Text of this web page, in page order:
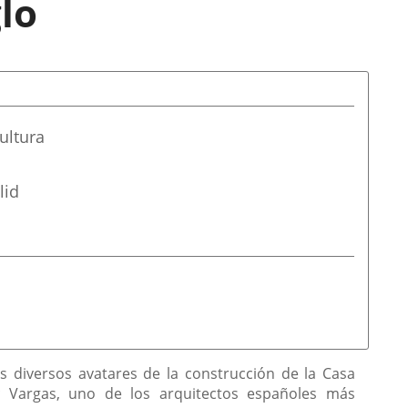
avatares de la construcción de la Casa
uno de los arquitectos españoles más